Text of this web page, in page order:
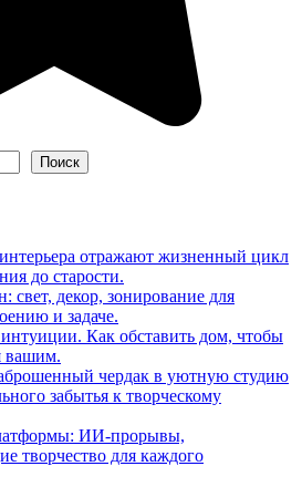
Поиск
отражают жизненный цикл
до старости.
свет, декор, зонирование для
и задаче.
Как обставить дом, чтобы
вашим.
чердак в уютную студию
забытья к творческому
ИИ-прорывы,
творчество для каждого